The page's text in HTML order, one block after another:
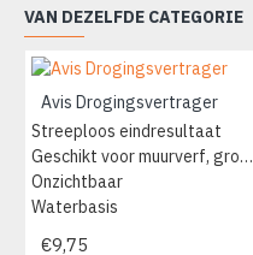
VAN DEZELFDE CATEGORIE
Avis Drogingsvertrager
Streeploos eindresultaat
Geschikt voor muurverf, grondverf en aflak
Onzichtbaar
Waterbasis
€9,75